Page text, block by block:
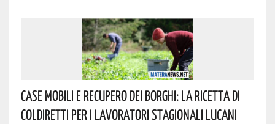
Case Mobili E Recupero Dei Borghi: La Ricetta Di
Coldiretti Per I Lavoratori Stagionali Lucani